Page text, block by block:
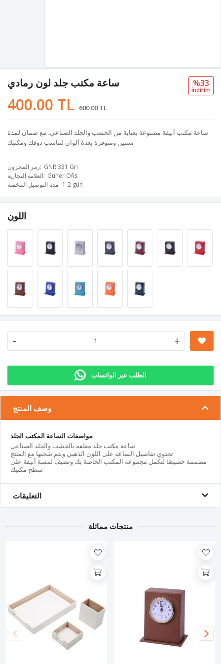
ساعة مكتب جلد لون رمادي
400.00 TL 600.00 TL
%33
i̇ndi̇ri̇m
ساعة مكتب أنيقة مصنوعة بعناية من الخشب والجلد الصناعي، مع ضمان لمدة
سنتين ومتوفرة بعدة ألوان لتناسب ذوقك ومكتبك
رمز المخزون GNR 331 Gri
العلامة التجارية Güner Ofis
مدة التوصيل المخمنة 1-2 gün
اللون
- +
الطلب عبر الواتساب
وصف المنتج
مواصفات الساعة المكتب الجلد
ساعة مكتب جلد مغلفة بالخشب والجلد الصناعي
تحتوي تفاصيل الساعة على اللون الذهبي ويتم شحنها مع المنتج
مصممة خصيصًا لتكمل مجموعة المكتب الخاصة بك وتضيف لمسة أنيقة على
سطح مكتبك
التعليقات
منتجات مماثلة